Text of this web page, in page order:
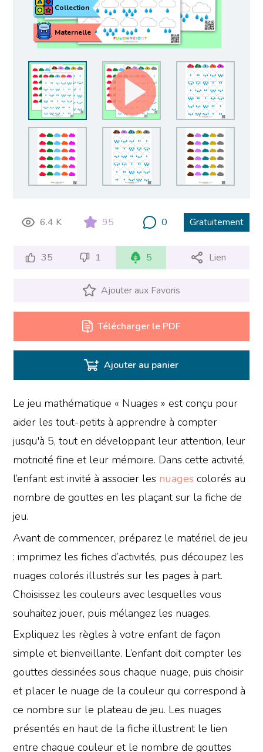
Maternelle
Collection
6.4 K 95 0 Gratuitement
35 1 5 Lien
Ajouter aux Favoris
Télécharger le PDF
Ajouter au panier
Le jeu mathématique « Nuages » est conçu pour
aider les tout-petits à apprendre à compter
jusqu'à 5, tout en développant leur attention, leur
motricité fine et leur mémoire. Dans cette activité,
l’enfant est invité à associer les nuages colorés au
nombre de gouttes en les plaçant sur la fiche de
jeu.
Avant de commencer, préparez le matériel de jeu
: imprimez les fiches d’activités, puis découpez les
nuages colorés illustrés sur les pages à part.
Choisissez les couleurs avec lesquelles vous
souhaitez jouer, puis mélangez les nuages.
Expliquez les règles à votre enfant de façon
simple et bienveillante. L’enfant doit compter les
gouttes dessinées sous chaque nuage, puis choisir
et placer le nuage de la couleur qui correspond à
ce nombre sur le plateau de jeu. Les nuages
présentés en haut de la fiche illustrent le lien
entre chaque couleur et le nombre de gouttes